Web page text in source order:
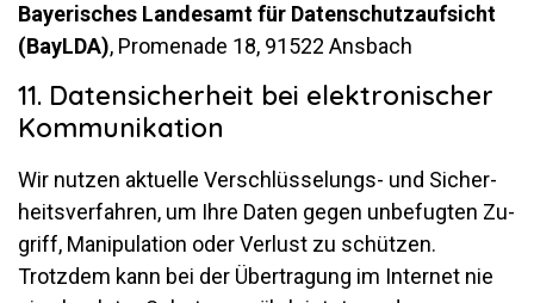
Baye­ri­sches Lan­desamt für Da­ten­schutz­auf­sicht
(BayLDA), Pro­me­nade 18, 91522 Ansbach
11. Datensicherheit bei elektronischer
Kommunikation
Wir nutzen ak­tu­elle Ver­schlüs­se­lungs- und Si­cher­
heits­ver­fahren, um Ihre Daten gegen un­be­fugten Zu­
griff, Ma­ni­pu­la­tion oder Ver­lust zu schützen.
Trotzdem kann bei der Über­tra­gung im In­ternet nie